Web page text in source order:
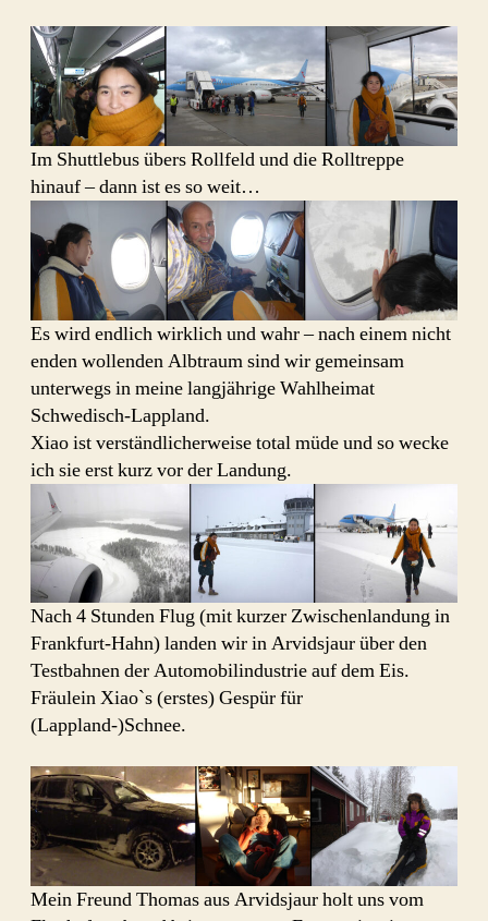
Im Shuttlebus übers Rollfeld und die Rolltreppe
hinauf – dann ist es so weit…
Es wird endlich wirklich und wahr – nach einem nicht
enden wollenden Albtraum sind wir gemeinsam
unterwegs in meine langjährige Wahlheimat
Schwedisch-Lappland.
Xiao ist verständlicherweise total müde und so wecke
ich sie erst kurz vor der Landung.
Nach 4 Stunden Flug (mit kurzer Zwischenlandung in
Frankfurt-Hahn) landen wir in Arvidsjaur über den
Testbahnen der Automobilindustrie auf dem Eis.
Fräulein Xiao`s (erstes) Gespür für
(Lappland-)Schnee.
Mein Freund Thomas aus Arvidsjaur holt uns vom